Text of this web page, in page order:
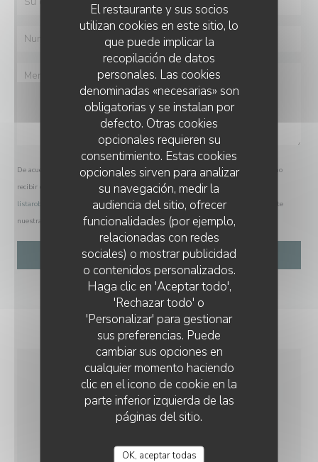
El restaurante y sus socios
utilizan cookies en este sitio, lo
que puede implicar la
recopilación de datos
personales. Las cookies
denominadas «necesarias» son
obligatorias y se instalan por
defecto. Otras cookies
opcionales requieren su
consentimiento. Estas cookies
opcionales sirven para analizar
su navegación, medir la
audiencia del sitio, ofrecer
funcionalidades (por ejemplo,
relacionadas con redes
sociales) o mostrar publicidad
o contenidos personalizados.
Haga clic en 'Aceptar todo',
'Rechazar todo' o
'Personalizar' para gestionar
sus preferencias. Puede
cambiar sus opciones en
cualquier momento haciendo
clic en el icono de cookie en la
parte inferior izquierda de las
páginas del sitio.
OK, aceptar todas
De acuerdo con la normativa de protección de datos, puede ejercer su derecho a no
recibir comunicaciones comerciales inscribiéndose en la Lista Robinson:
listarobinson.es
. Para más información sobre el tratamiento de sus datos, consulte
nuestra
política de privacidad.
INFORMACIÓN
GENERAL
COCINA